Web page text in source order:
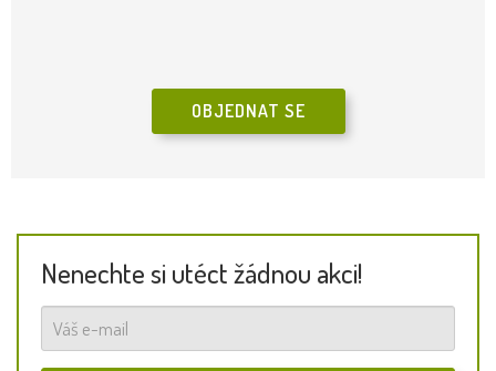
OBJEDNAT SE
Nenechte si utéct žádnou akci!